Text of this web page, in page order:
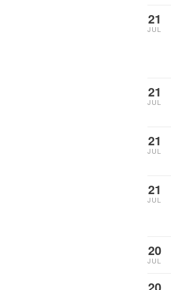
21
JUL
21
JUL
21
JUL
21
JUL
20
JUL